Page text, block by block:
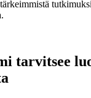
tarvitsee